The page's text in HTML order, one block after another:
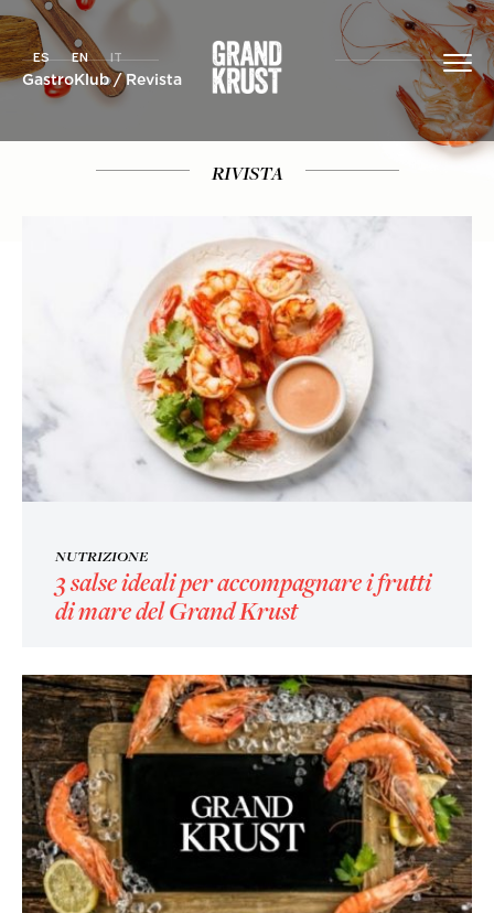
GastroKlub/Revista
ES EN IT
RIVISTA
NUTRIZIONE
3 salse ideali per accompagnare i frutti
di mare del Grand Krust